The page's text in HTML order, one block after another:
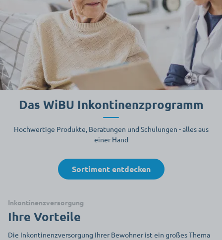
Das WiBU Inkontinenzprogramm
Hochwertige Produkte, Beratungen und Schulungen - alles aus
einer Hand
Sortiment entdecken
Inkontinenzversorgung
Ihre Vorteile
Die Inkontinenzversorgung Ihrer Bewohner ist ein großes Thema